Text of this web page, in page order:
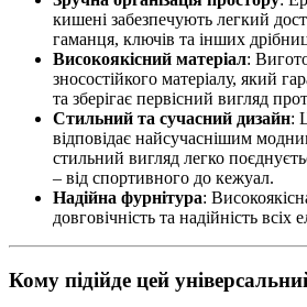
кишені забезпечують легкий
гаманця, ключів та інших
Високоякісний матеріал:
зносостійкого матеріалу, який
та зберігає первісний вигляд
Стильний та сучасний дизайн:
відповідає найсучаснішим
стильний вигляд легко
– від спортивного до кежуал.
Надійна фурнітура:
довговічність та надійність всіх
Кому підійде цей